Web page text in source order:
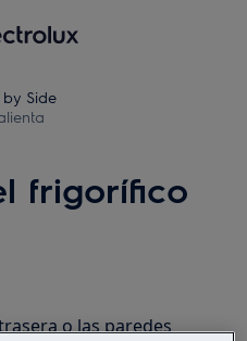
Side
frigorífico
o las paredes